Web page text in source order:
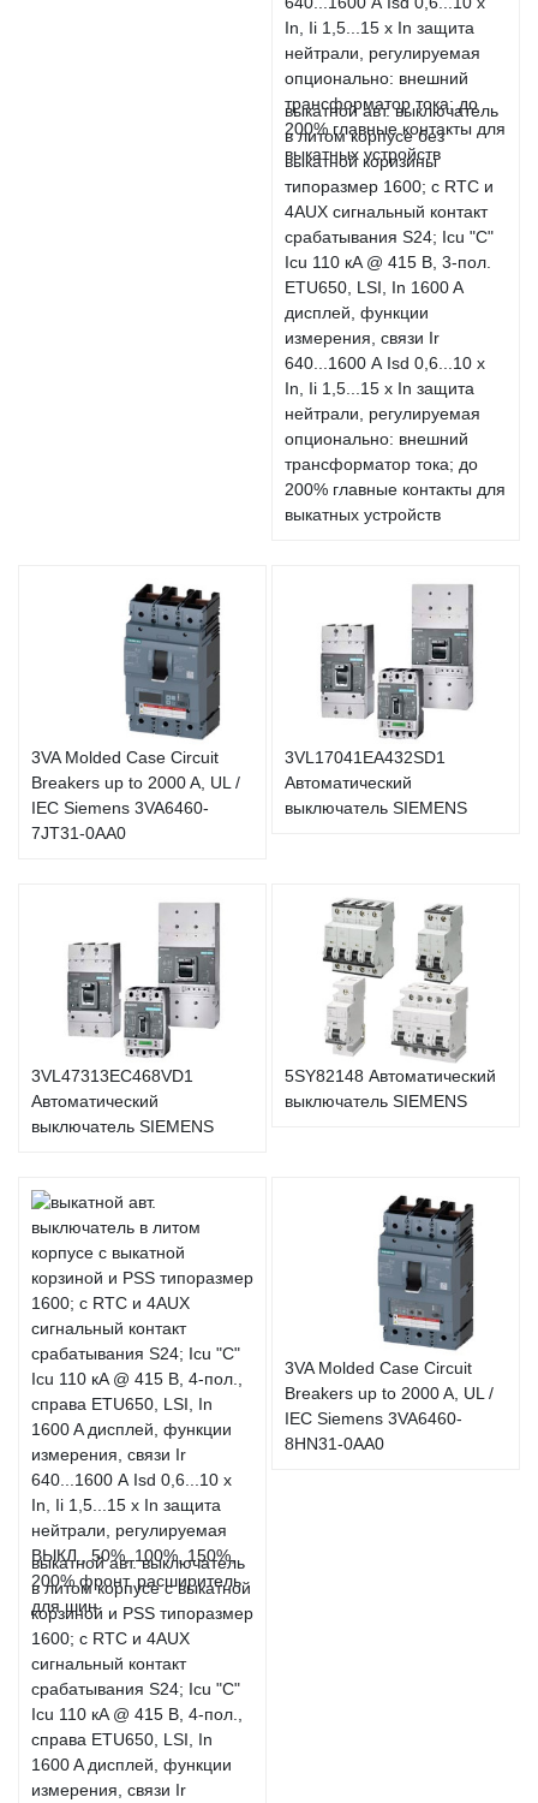
выкатной авт. выключатель
в литом корпусе без
выкатной коризины
типоразмер 1600; с RTC и
4AUX сигнальный контакт
срабатывания S24; Icu "C"
Icu 110 кA @ 415 В, 3-пол.
ETU650, LSI, In 1600 A
дисплей, функции
измерения, связи Ir
640...1600 А Isd 0,6...10 x
In, Ii 1,5...15 x In защита
нейтрали, регулируемая
опционально: внешний
трансформатор тока; до
200% главные контакты для
выкатных устройств
3VA Molded Case Circuit
Breakers up to 2000 A, UL /
IEC Siemens 3VA6460-
7JT31-0AA0
3VL17041EA432SD1
Автоматический
выключатель SIEMENS
3VL47313EC468VD1
Автоматический
выключатель SIEMENS
5SY82148 Автоматический
выключатель SIEMENS
выкатной авт. выключатель
в литом корпусе с выкатной
корзиной и PSS типоразмер
1600; с RTC и 4AUX
сигнальный контакт
срабатывания S24; Icu "C"
Icu 110 кA @ 415 В, 4-пол.,
справа ETU650, LSI, In
1600 A дисплей, функции
измерения, связи Ir
3VA Molded Case Circuit
Breakers up to 2000 A, UL /
IEC Siemens 3VA6460-
8HN31-0AA0